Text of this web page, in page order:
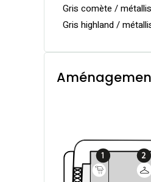
Gris comète /
Gris highland /